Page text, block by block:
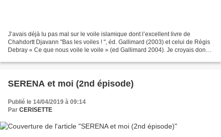
J’avais déjà lu pas mal sur le voile islamique dont l’excellent livre de
Chahdortt Djavann "Bas les voiles ! ", éd. Gallimard (2003) et celui de Régis
Debray « Ce que nous voile le voile » (ed Gallimard 2004). Je croyais donc
SERENA et moi (2nd épisode)
Publié le 14/04/2019 à 09:14
Par CERISETTE